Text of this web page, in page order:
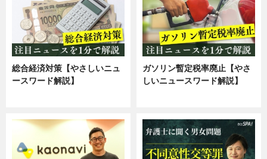
総合経済対策【やさしいニュ
ースワード解説】
ガソリン暫定税率廃止【やさ
しいニュースワード解説】